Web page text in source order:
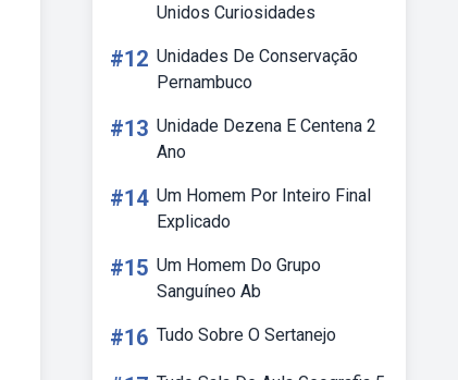
Unidos Curiosidades
#12 Unidades De Conservação
Pernambuco
#13 Unidade Dezena E Centena 2
Ano
#14 Um Homem Por Inteiro Final
Explicado
#15 Um Homem Do Grupo
Sanguíneo Ab
#16 Tudo Sobre O Sertanejo